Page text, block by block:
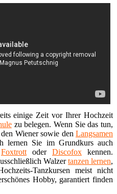
einige Zeit vor Ihrer Hochzeit
zu belegen. Wenn Sie das tun,
Wiener sowie den Langsamen
lernen Sie im Grundkurs auch
Foxtrott oder Discofox kennen.
Walzertanzen lernen,
Tanzkursen meist nicht
Hobby, garantiert finden